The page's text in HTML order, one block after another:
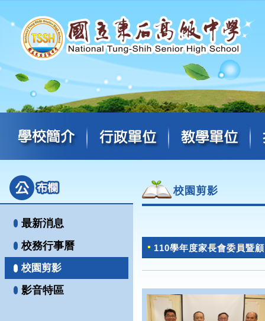
最新消息
校務行事曆
校園剪影
影音特區
校園剪影
110學年度家長會委員暨